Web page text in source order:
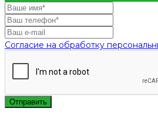
Согласие на обработку
Отправить